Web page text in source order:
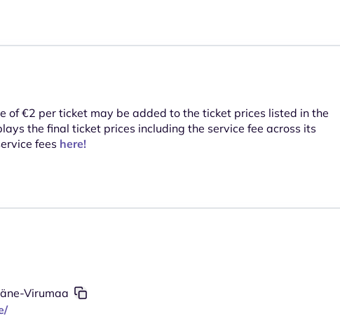
of €2 per ticket may be added to the ticket prices listed in the
the final ticket prices including the service fee across its
fees here!
Virumaa